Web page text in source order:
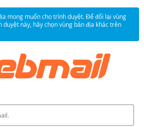
mong muốn cho trình duyệt. Để đổi lại vùng
duyệt này, hãy chọn vùng bản địa khác trên